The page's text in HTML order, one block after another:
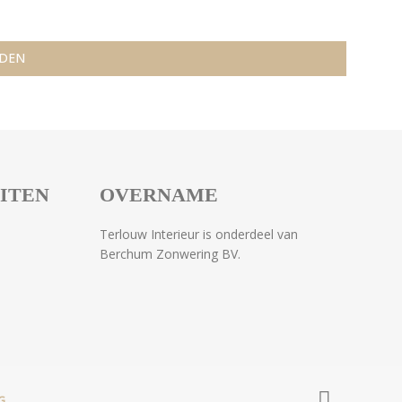
OVERNAME
Terlouw Interieur is onderdeel van
Berchum Zonwering BV.